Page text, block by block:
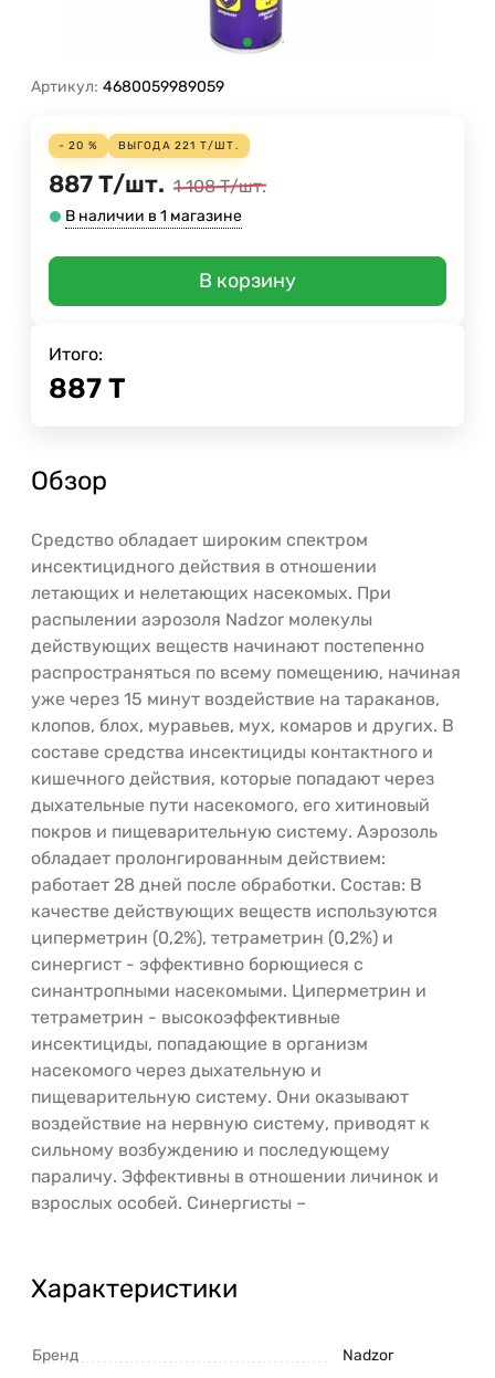
Артикул: 4680059989059
- 20 % ВЫГОДА 221 Т/ШТ.
887 Т/шт. 1 108 Т/шт.
В наличии в 1 магазине
В корзину
Итого:
887 Т
Обзор
Средство обладает широким спектром
инсектицидного действия в отношении
летающих и нелетающих насекомых. При
распылении аэрозоля Nadzor молекулы
действующих веществ начинают постепенно
распространяться по всему помещению, начиная
уже через 15 минут воздействие на тараканов,
клопов, блох, муравьев, мух, комаров и других. В
составе средства инсектициды контактного и
кишечного действия, которые попадают через
дыхательные пути насекомого, его хитиновый
покров и пищеварительную систему. Аэрозоль
обладает пролонгированным действием:
работает 28 дней после обработки. Состав: В
качестве действующих веществ используются
циперметрин (0,2%), тетраметрин (0,2%) и
синергист - эффективно борющиеся с
синантропными насекомыми. Циперметрин и
тетраметрин - высокоэффективные
инсектициды, попадающие в организм
насекомого через дыхательную и
пищеварительную систему. Они оказывают
воздействие на нервную систему, приводят к
сильному возбуждению и последующему
параличу. Эффективны в отношении личинок и
взрослых особей. Синергисты –
Характеристики
Бренд Nadzor